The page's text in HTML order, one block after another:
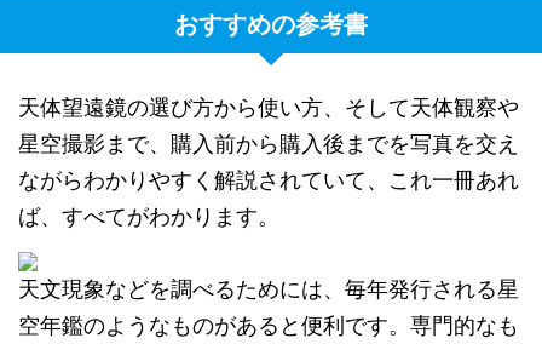
おすすめの参考書
天体望遠鏡の選び方から使い方、そして天体観察や
星空撮影まで、購入前から購入後までを写真を交え
ながらわかりやすく解説されていて、これ一冊あれ
ば、すべてがわかります。
天文現象などを調べるためには、毎年発行される星
空年鑑のようなものがあると便利です。専門的なも